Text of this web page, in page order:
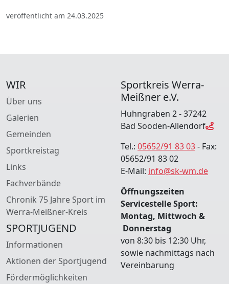
veröffentlicht am 24.03.2025
WIR
Über uns
Galerien
Gemeinden
Sportkreistag
Links
Fachverbände
Chronik 75 Jahre Sport im
Werra-Meißner-Kreis
SPORTJUGEND
Informationen
Aktionen der Sportjugend
Fördermöglichkeiten
Sportkreis Werra-
Meißner e.V.
Huhngraben 2 - 37242
Bad Sooden-Allendorf
Tel.: 05652/91 83 03- Fax:
05652/91 83 02
E-Mail: info@sk-wm.de
Öffnungszeiten
Servicestelle Sport:
Montag, Mittwoch &
Donnerstag
von 8:30 bis 12:30 Uhr,
sowie nachmittags nach
Vereinbarung